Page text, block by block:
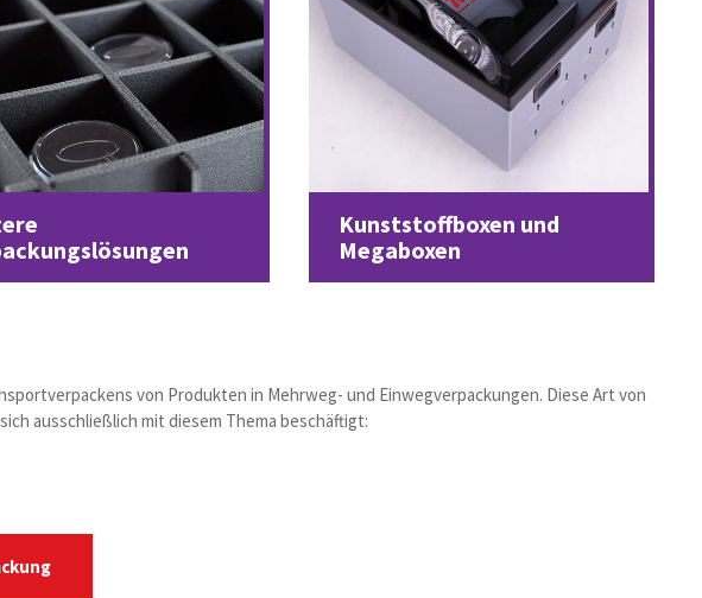
Kunststoffboxen und
Megaboxen
von Produkten in Mehrweg- und Einwegverpackungen. Diese Art von
ausschließlich mit diesem Thema beschäftigt: